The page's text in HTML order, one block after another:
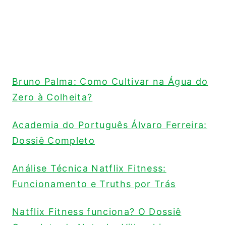
Bruno Palma: Como Cultivar na Água do
Zero à Colheita?
Academia do Português Álvaro Ferreira:
Dossiê Completo
Análise Técnica Natflix Fitness:
Funcionamento e Truths por Trás
Natflix Fitness funciona? O Dossiê